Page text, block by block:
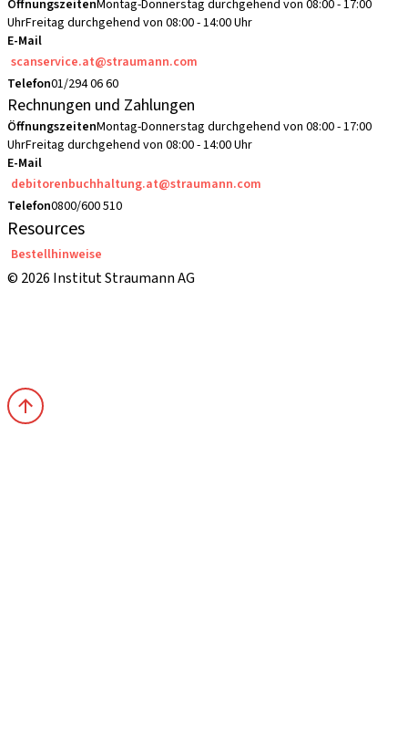
ÖffnungszeitenMontag-Donnerstag durchgehend von 08:00 - 17:00
UhrFreitag durchgehend von 08:00 - 14:00 Uhr
E-Mail
scanservice.at@straumann.com
Telefon01/294 06 60
Rechnungen und Zahlungen
ÖffnungszeitenMontag-Donnerstag durchgehend von 08:00 - 17:00
UhrFreitag durchgehend von 08:00 - 14:00 Uhr
E-Mail
debitorenbuchhaltung.at@straumann.com
Telefon0800/600 510
Resources
Bestellhinweise
© 2026 Institut Straumann AG